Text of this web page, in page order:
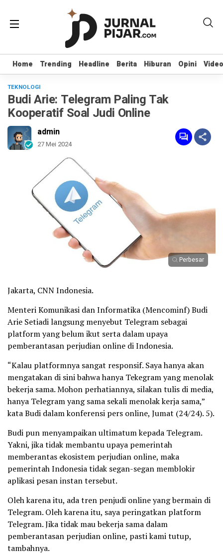
Home Trending Headline Berita Hiburan Opini Video
Home Trending Headline Berita Hiburan Opini Video
TEKNOLOGI
Budi Arie: Telegram Paling Tak
Kooperatif Soal Judi Online
admin
27 Mei 2024
Perbesar
Jakarta, CNN Indonesia.
Menteri Komunikasi dan Informatika (Mencominf) Budi
Arie Setiadi langsung menyebut Telegram sebagai
platform yang belum ikut serta dalam upaya
pemberantasan perjudian online di Indonesia.
“Kalau platformnya sangat responsif. Saya hanya akan
mengatakan di sini bahwa hanya Tekegram yang menolak
bekerja sama. Mohon perhatiannya, silakan tulis di media,
hanya Telegram yang sama sekali menolak kerja sama,”
kata Budi dalam konferensi pers online, Jumat (24/24). 5).
Budi pun menyampaikan ultimatum kepada Telegram.
Yakni, jika tidak membantu upaya pemerintah
memberantas ekosistem perjudian online, maka
pemerintah Indonesia tidak segan-segan memblokir
aplikasi pesan instan tersebut.
Oleh karena itu, ada tren penjudi online yang bermain di
Telegram. Oleh karena itu, saya peringatkan platform
Telegram. Jika tidak mau bekerja sama dalam
pemberantasan perjudian online, pasti kami tutup,
tambahnya.